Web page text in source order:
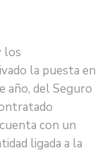
los
la puesta en
año, del Seguro
con un
ligada a la